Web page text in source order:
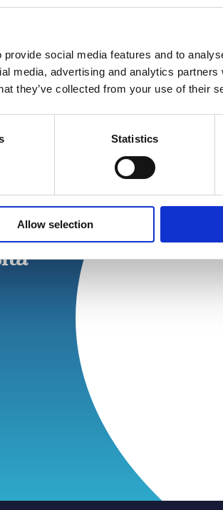
social media features and to
media, advertising and analytics
they’ve collected from your use of their
Statistics
Allow selection
islamica in italiano e ha
È socio corrispondente
– The European Qur’an (2019-2025).